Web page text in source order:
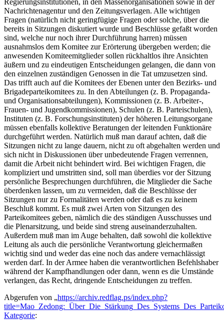
Regierungsinstitutionen, in den Massenorganisationen sowie in der
Nachrichtenagentur und den Zeitungsverlagen. Alle wichtigen
Fragen (natürlich nicht geringfügige Fragen oder solche, über die
bereits in Sitzungen diskutiert wurde und Beschlüsse gefaßt worden
sind, welche nur noch ihrer Durchführung harren) müssen
ausnahmslos dem Komitee zur Erörterung übergeben werden; die
anwesenden Komiteemitglieder sollen rückhaltlos ihre Ansichten
äußern und zu eindeutigen Entscheidungen gelangen, die dann von
den einzelnen zuständigen Genossen in die Tat umzusetzen sind.
Das trifft auch auf die Komitees der Ebenen unter den Bezirks- und
Brigadeparteikomitees zu. In den Abteilungen (z. B. Propaganda-
und Organisationsabteilungen), Kommissionen (z. B. Arbeiter-,
Frauen- und Jugendkommissionen), Schulen (z. B. Parteischulen),
Instituten (z. B. Forschungsinstituten) der höheren Leitungsorgane
müssen ebenfalls kollektive Beratungen der leitenden Funktionäre
durchgeführt werden. Natürlich muß man darauf achten, daß die
Sitzungen nicht zu lange dauern, nicht zu oft abgehalten werden und
sich nicht in Diskussionen über unbedeutende Fragen verrennen,
damit die Arbeit nicht behindert wird. Bei wichtigen Fragen, die
kompliziert und umstritten sind, soll man überdies vor der Sitzung
persönliche Besprechungen durchführen, die Mitglieder die Sache
überdenken lassen, um zu vermeiden, daß die Beschlüsse der
Sitzungen nur zu Formalitäten werden oder daß es zu keinem
Beschluß kommt. Es muß zwei Arten von Sitzungen des
Parteikomitees geben, nämlich die des ständigen Ausschusses und
die Plenarsitzung, und beide sind streng auseinanderzuhalten.
Außerdem muß man im Auge behalten, daß sowohl die kollektive
Leitung als auch die persönliche Verantwortung gleichermaßen
wichtig sind und weder das eine noch das andere vernachlässigt
werden darf. In der Armee haben die verantwortlichen Befehlshaber
während der Kampfhandlungen oder dann, wenn es die Umstände
verlangen, das Recht, dringende Entscheidungen zu treffen.
Abgerufen von „https://archiv.redflag.ps/index.php?
Kategorie: